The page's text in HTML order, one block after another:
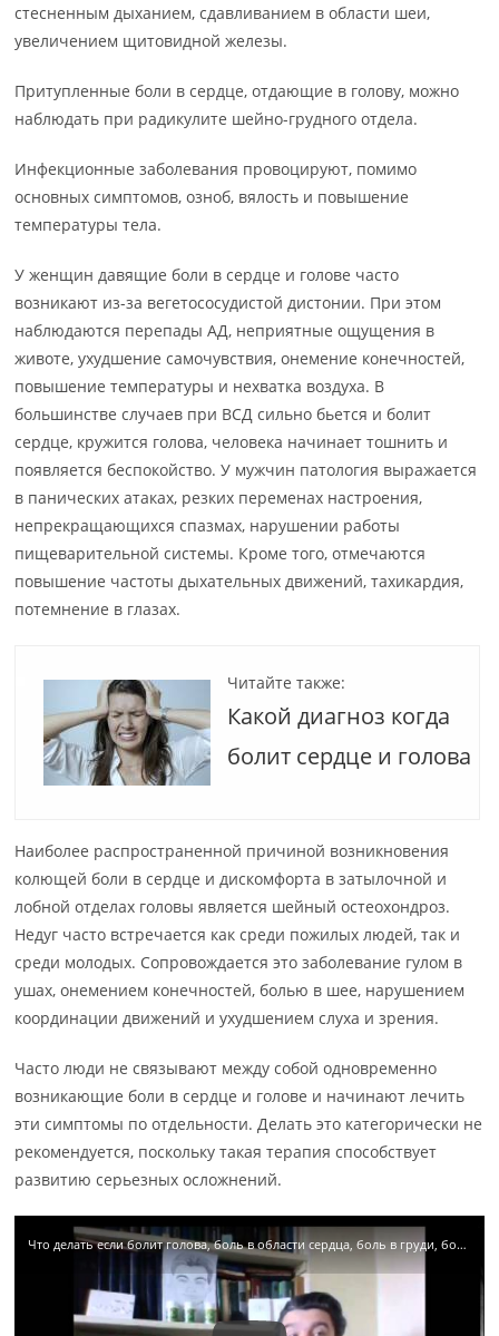
стесненным дыханием, сдавливанием в области шеи,
увеличением щитовидной железы.
Притупленные боли в сердце, отдающие в голову, можно
наблюдать при радикулите шейно-грудного отдела.
Инфекционные заболевания провоцируют, помимо
основных симптомов, озноб, вялость и повышение
температуры тела.
У женщин давящие боли в сердце и голове часто
возникают из-за вегетососудистой дистонии. При этом
наблюдаются перепады АД, неприятные ощущения в
животе, ухудшение самочувствия, онемение конечностей,
повышение температуры и нехватка воздуха. В
большинстве случаев при ВСД сильно бьется и болит
сердце, кружится голова, человека начинает тошнить и
появляется беспокойство. У мужчин патология выражается
в панических атаках, резких переменах настроения,
непрекращающихся спазмах, нарушении работы
пищеварительной системы. Кроме того, отмечаются
повышение частоты дыхательных движений, тахикардия,
потемнение в глазах.
Читайте также:
Какой диагноз когда
болит сердце и голова
Наиболее распространенной причиной возникновения
колющей боли в сердце и дискомфорта в затылочной и
лобной отделах головы является шейный остеохондроз.
Недуг часто встречается как среди пожилых людей, так и
среди молодых. Сопровождается это заболевание гулом в
ушах, онемением конечностей, болью в шее, нарушением
координации движений и ухудшением слуха и зрения.
Часто люди не связывают между собой одновременно
возникающие боли в сердце и голове и начинают лечить
эти симптомы по отдельности. Делать это категорически не
рекомендуется, поскольку такая терапия способствует
развитию серьезных осложнений.
Что делать если болит голова, боль в области сердца, боль в груди, боль в коленных суставах?